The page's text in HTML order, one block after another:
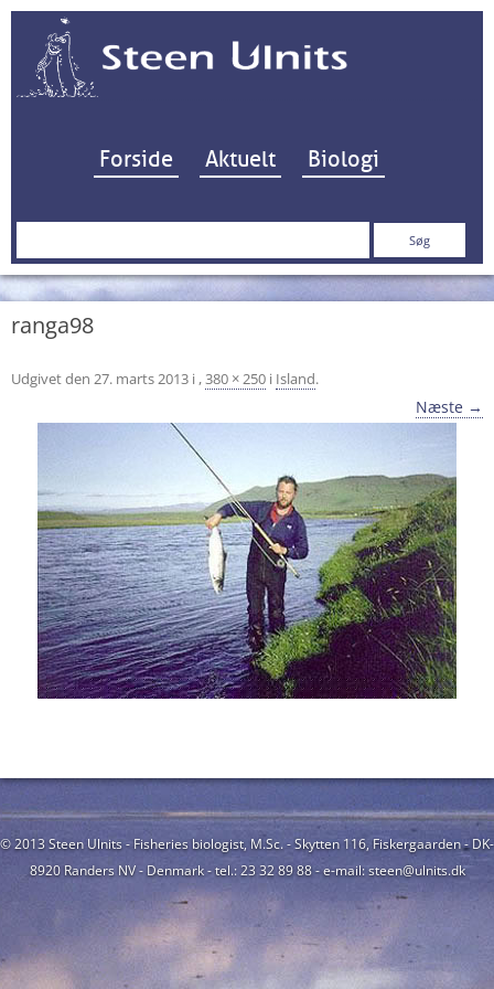
Hop til indhold
Forside Aktuelt Biologi
Søg
ranga98
Udgivet den 27. marts 2013 i ,380 × 250 i Island.
Næste →
© 2013 Steen Ulnits - Fisheries biologist, M.Sc. - Skytten 116, Fiskergaarden - DK-
8920 Randers NV - Denmark - tel.: 23 32 89 88 - e-mail: steen@ulnits.dk